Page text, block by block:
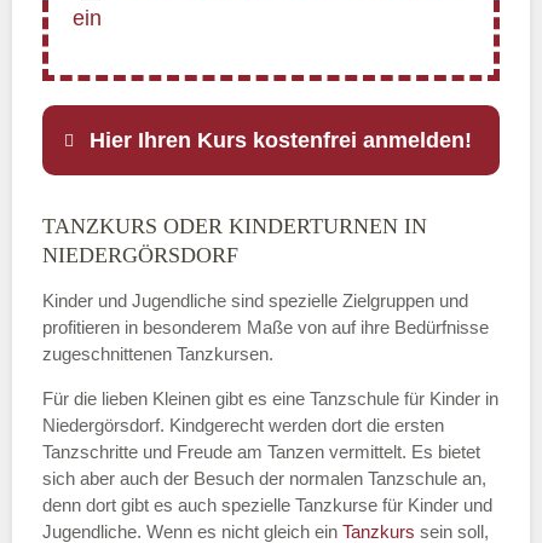
Hier Ihren Kurs kostenfrei anmelden!
Name*
E-Mail*
Name der Tanzschule
TANZKURS ODER KINDERTURNEN IN
NIEDERGÖRSDORF
Kinder und Jugendliche sind spezielle Zielgruppen und
profitieren in besonderem Maße von auf ihre Bedürfnisse
zugeschnittenen Tanzkursen.
Für die lieben Kleinen gibt es eine Tanzschule für Kinder in
Niedergörsdorf. Kindgerecht werden dort die ersten
Tanzschritte und Freude am Tanzen vermittelt. Es bietet
sich aber auch der Besuch der normalen Tanzschule an,
denn dort gibt es auch spezielle Tanzkurse für Kinder und
Jugendliche. Wenn es nicht gleich ein Tanzkurs sein soll,